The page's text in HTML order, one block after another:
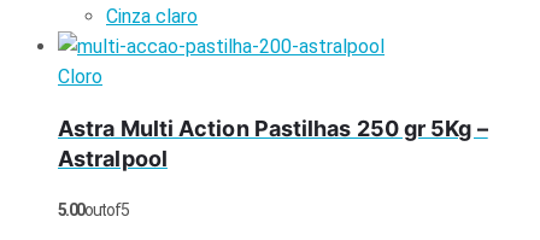
Cinza claro
Cloro
Astra Multi Action Pastilhas 250 gr 5Kg –
Astralpool
5.00out of 5